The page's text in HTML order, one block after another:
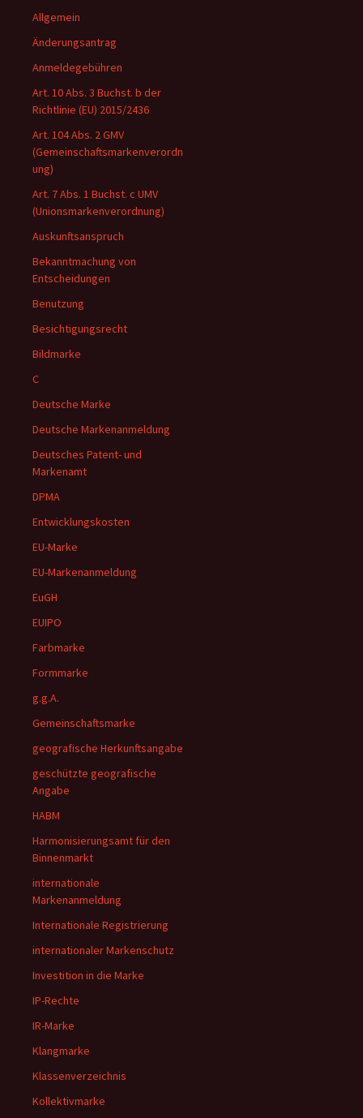
Allgemein
Änderungsantrag
Anmeldegebühren
Art. 10 Abs. 3 Buchst. b der
Richtlinie (EU) 2015/2436
Art. 104 Abs. 2 GMV
(Gemeinschaftsmarkenverordn
ung)
Art. 7 Abs. 1 Buchst. c UMV
(Unionsmarkenverordnung)
Auskunftsanspruch
Bekanntmachung von
Entscheidungen
Benutzung
Besichtigungsrecht
Bildmarke
C
Deutsche Marke
Deutsche Markenanmeldung
Deutsches Patent- und
Markenamt
DPMA
Entwicklungskosten
EU-Marke
EU-Markenanmeldung
EuGH
EUIPO
Farbmarke
Formmarke
g.g.A.
Gemeinschaftsmarke
geografische Herkunftsangabe
geschützte geografische
Angabe
HABM
Harmonisierungsamt für den
Binnenmarkt
internationale
Markenanmeldung
Internationale Registrierung
internationaler Markenschutz
Investition in die Marke
IP-Rechte
IR-Marke
Klangmarke
Klassenverzeichnis
Kollektivmarke